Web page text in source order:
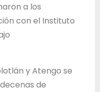
a los
con el Instituto
y Atengo se
de